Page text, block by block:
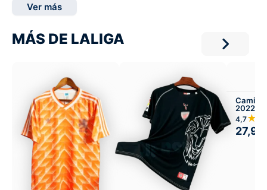
Ver más
MÁS DE LALIGA
2022
4,7
27,99